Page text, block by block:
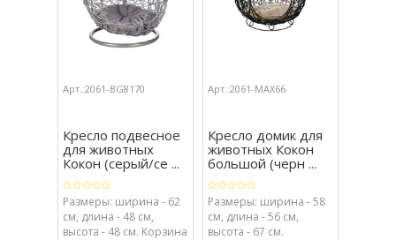
Арт.:2061-BG8170
Кресло подвесное
для животных
Кокон (серый/се ...
Размеры: ширина - 62
см, длина - 48 см,
высота - 48 см. Корзина
Арт.:2061-MAX66
Кресло домик для
животных Кокон
большой (черн ...
Размеры: ширина - 58
см, длина - 56 см,
высота - 67 см.